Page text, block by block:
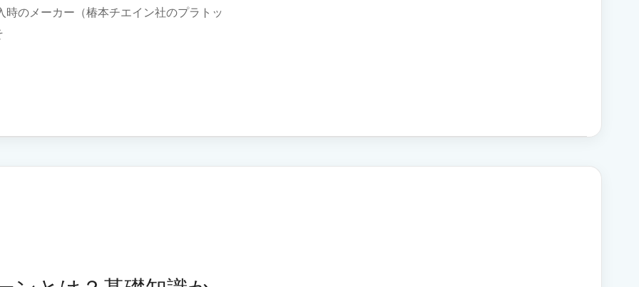
のメーカー（椿本チエイン社のプラトッ